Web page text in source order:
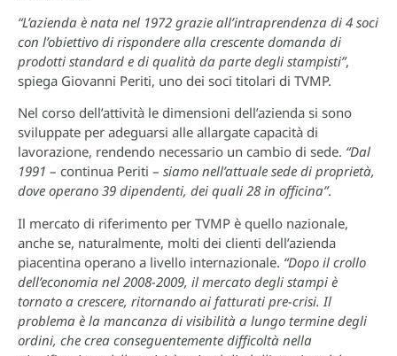
“L’azienda è nata nel 1972 grazie all’intraprendenza di 4 soci
con l’obiettivo di rispondere alla crescente domanda di
prodotti standard e di qualità da parte degli stampisti”,
spiega Giovanni Periti, uno dei soci titolari di TVMP.
Nel corso dell’attività le dimensioni dell’azienda si sono
sviluppate per adeguarsi alle allargate capacità di
lavorazione, rendendo necessario un cambio di sede. “Dal
1991 – continua Periti – siamo nell’attuale sede di proprietà,
dove operano 39 dipendenti, dei quali 28 in officina”.
Il mercato di riferimento per TVMP è quello nazionale,
anche se, naturalmente, molti dei clienti dell’azienda
piacentina operano a livello internazionale. “Dopo il crollo
dell’economia nel 2008-2009, il mercato degli stampi è
tornato a crescere, ritornando ai fatturati pre-crisi. Il
problema è la mancanza di visibilità a lungo termine degli
ordini, che crea conseguentemente difficoltà nella